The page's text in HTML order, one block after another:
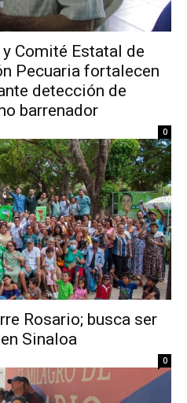
Comité Estatal de
Pecuaria fortalecen
detección de
barrenador
0
Rosario; busca ser
Sinaloa
0